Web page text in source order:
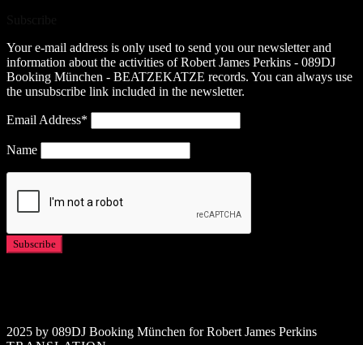
Your e-mail address is only used to send you our newsletter and
information about the activities of Robert James Perkins - 089DJ
Booking München - BEATZEKATZE records. You can always use
the unsubscribe link included in the newsletter.
Email Address*
Name
2025 by 089DJ Booking München for Robert James Perkins